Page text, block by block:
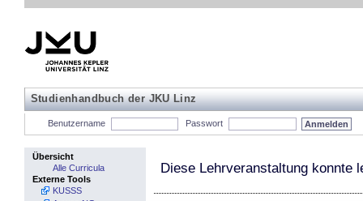
Studienhandbuch der JKU Linz
Benutzername Passwort
Übersicht
Alle Curricula
Externe Tools
KUSSS
Diese Lehrveranstaltung konnte